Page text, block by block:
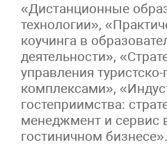
«Дистанционные
технологии»,
коучинга в
деятельности»,
управления
комплексами»,
гостеприимства:
менеджмент и сервис
гостиничном бизнесе».